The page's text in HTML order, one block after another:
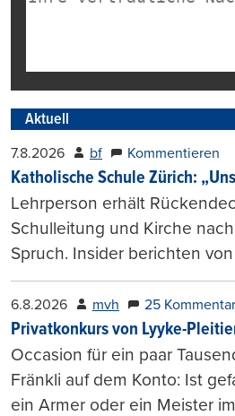
Aktuell
7.8.2026 bf Kommentieren
Katholische Schule Zürich:
Lehrperson erhält
Schulleitung und Kirche
Spruch. Insider berichten
6.8.2026 mvh 25
Privatkonkurs von Lyyke-
Occasion für ein paar
Fränkli auf dem Konto: Ist
ein Armer oder ein Meister